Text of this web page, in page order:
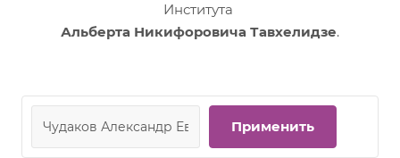
Института
Альберта Никифоровича Тавхелидзе.